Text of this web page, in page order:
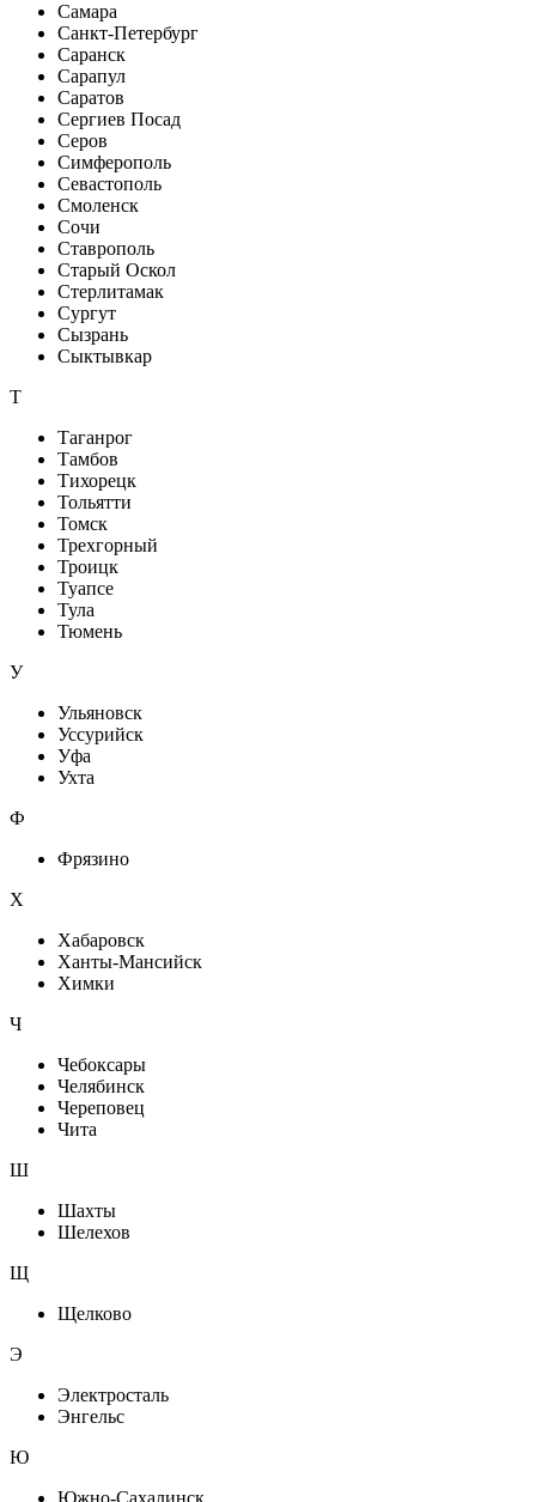
Самара
Санкт-Петербург
Саранск
Сарапул
Саратов
Сергиев Посад
Серов
Симферополь
Севастополь
Смоленск
Сочи
Ставрополь
Старый Оскол
Стерлитамак
Сургут
Сызрань
Сыктывкар
Т
Таганрог
Тамбов
Тихорецк
Тольятти
Томск
Трехгорный
Троицк
Туапсе
Тула
Тюмень
У
Ульяновск
Уссурийск
Уфа
Ухта
Ф
Фрязино
Х
Хабаровск
Ханты-Мансийск
Химки
Ч
Чебоксары
Челябинск
Череповец
Чита
Ш
Шахты
Шелехов
Щ
Щелково
Э
Электросталь
Энгельс
Ю
Южно-Сахалинск